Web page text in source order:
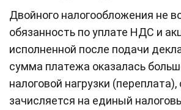
Двойного налогообложения не
обязанность по уплате НДС и
исполненной после подачи
сумма платежа оказалась
налоговой нагрузки (переплата),
зачисляется на единый